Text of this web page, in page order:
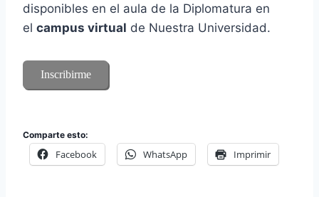
disponibles en el aula de la Diplomatura en
el campus virtual de Nuestra Universidad.
Inscribirme
Comparte esto:
Facebook WhatsApp Imprimir